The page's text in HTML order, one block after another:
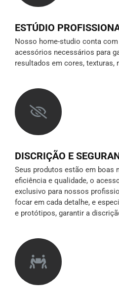
ESTÚDIO
Nosso home-studio conta
acessórios necessários para
resultados em cores, texturas,
DISCRIÇÃO E
Seus produtos estão em boas
eficiência e qualidade, o
exclusivo para nossos
focar em cada detalhe, e
e protótipos, garantir a